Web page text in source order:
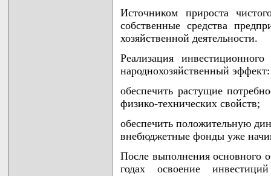
Источником прироста
собственные средства
хозяйственной деятельности.
Реализация
народнохозяйственный эффект:
обеспечить растущие
физико-технических свойств;
обеспечить положительную
внебюджетные фонды уже
После выполнения основного
годах освоение